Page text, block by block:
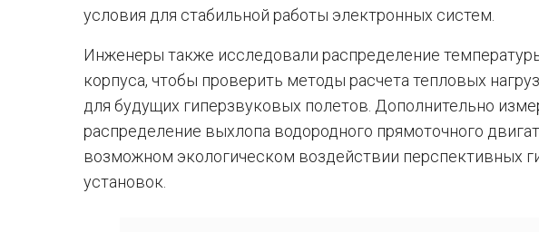
условия для стабильной работы электронных систем.
Инженеры также исследовали распределение
корпуса, чтобы проверить методы расчета тепловых
для будущих гиперзвуковых полетов. Дополнительно
распределение выхлопа водородного прямоточного
возможном экологическом воздействии перспективных
установок.